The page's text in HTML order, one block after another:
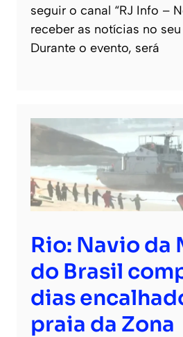
seguir o canal “RJ Info –
receber as notícias no
Durante o evento, será
Rio: Navio da
do Brasil
dias
praia da Zona